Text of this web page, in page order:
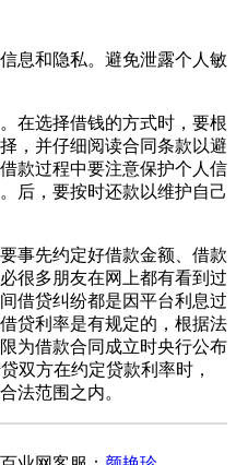
息和隐私。避免泄露个人敏
在选择借钱的方式时，要根
，并仔细阅读合同条款以避
款过程中要注意保护个人信
后，要按时还款以维护自己
事先约定好借款金额、借款
很多朋友在网上都有看到过
借贷纠纷都是因平台利息过
贷利率是有规定的，根据法
为借款合同成立时央行公布
双方在约定贷款利率时，
法范围之内。